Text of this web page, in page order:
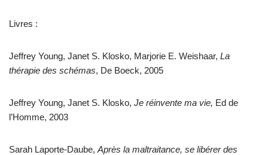
Livres :
Jeffrey Young, Janet S. Klosko, Marjorie E. Weishaar, La
thérapie des schémas, De Boeck, 2005
Jeffrey Young, Janet S. Klosko, Je réinvente ma vie, Ed de
l’Homme, 2003
Sarah Laporte-Daube, Après la maltraitance, se libérer des